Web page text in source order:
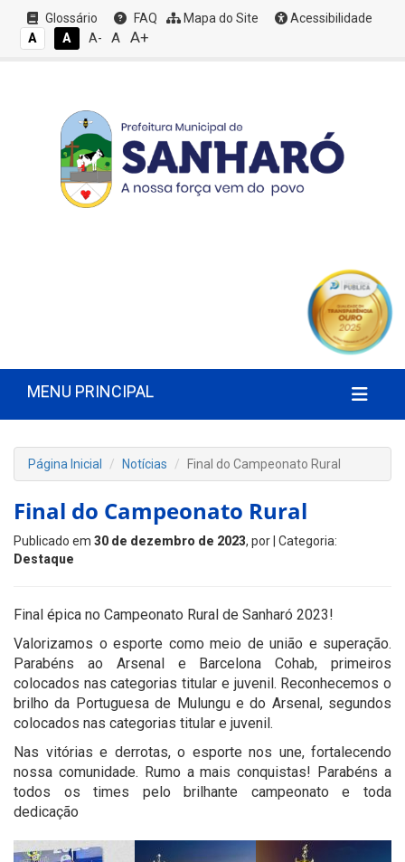
Glossário FAQ Mapa do Site
Acessibilidade
A
A A- A A+
MENU PRINCIPAL
Página Inicial Notícias Final do Campeonato Rural
Final do Campeonato Rural
Publicado em 30 de dezembro de 2023, por | Categoria:
Destaque
Final épica no Campeonato Rural de Sanharó 2023!
Valorizamos o esporte como meio de união e superação.
Parabéns ao Arsenal e Barcelona Cohab, primeiros
colocados nas categorias titular e juvenil. Reconhecemos o
brilho da Portuguesa de Mulungu e do Arsenal, segundos
colocados nas categorias titular e juvenil.
Nas vitórias e derrotas, o esporte nos une, fortalecendo
nossa comunidade. Rumo a mais conquistas! Parabéns a
todos os times pelo brilhante campeonato e toda
dedicação